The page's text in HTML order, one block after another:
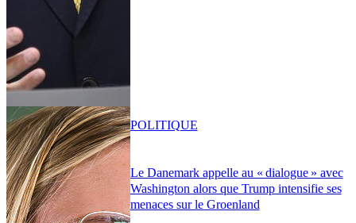
Le Danemark appelle au « dialogue » avec
Washington alors que Trump intensifie ses
menaces sur le Groenland
POLITIQUE